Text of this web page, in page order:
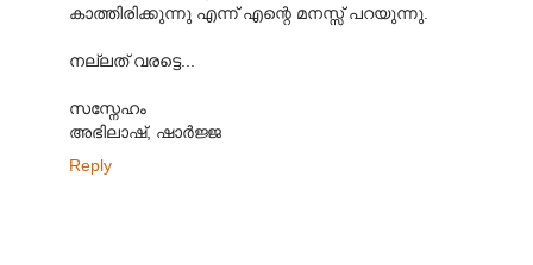
കാത്തിരിക്കുന്നു എന്ന് എന്റെ മനസ്സ് പറയുന്നു.
നല്ലത് വരട്ടെ...
സസ്നേഹം
അഭിലാഷ്, ഷാര്‍ജ്ജ
Reply